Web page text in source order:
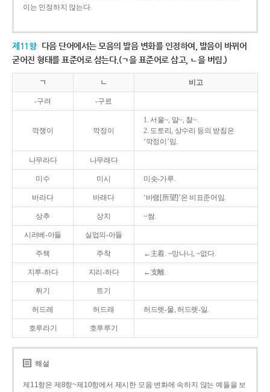
이는 인정하지 않는다.
제11항 다음 단어에서는 모음의 발음 변화를 인정하여, 발음이 바뀌어
굳어진 형태를 표준어로 삼는다.(ㄱ을 표준어로 삼고, ㄴ을 버림.)
ㄱ ㄴ 비고
-구려 -구료
깍쟁이 깍정이
1. 서울~, 알~, 찰~.
2. 도토리, 상수리 등의 받침은
‘깍정이’임.
나무라다 나무래다
미수 미시 미숫-가루.
바라다 바래다 ‘바램[所望]’은 비표준어임.
상추 상치 ~쌈.
시러베-아들 실업의-아들
주책 주착 ←主着. ~망나니, ~없다.
지루-하다 지리-하다 ←支離.
튀기 트기
허드레 허드래 허드렛-물, 허드렛-일.
호루라기 호루루기
해설
제11항은 제8항~제10항에서 제시한 모음 변화에 속하지 않는 예들을 보